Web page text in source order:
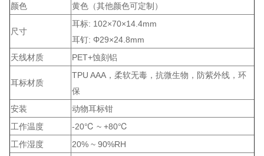
颜色 黄色（其他颜色可定制）
尺寸
耳标: 102×70×14.4mm
耳钉: Φ29×24.8mm
天线材质
PET+蚀刻铝
耳标材质
TPU AAA，柔软无毒，抗微生物，防紫外线，环
保
安装
动物耳标钳
工作温度
-20℃ ~ +80℃
工作湿度
20% ~ 90%RH